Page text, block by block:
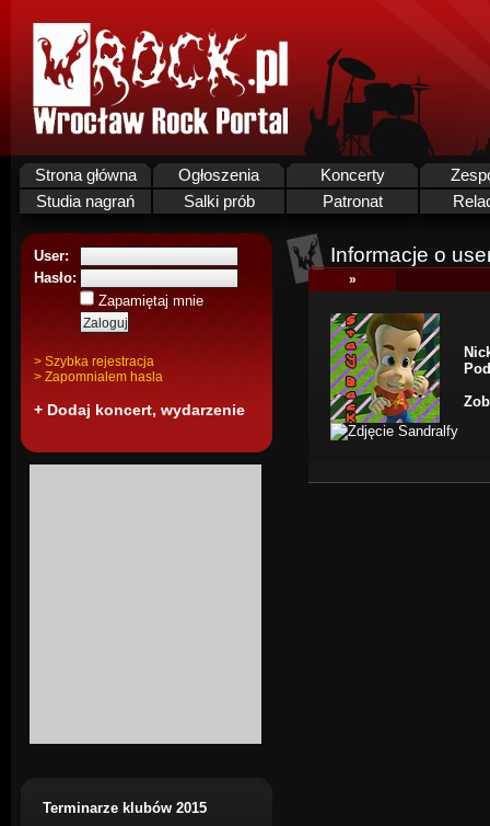
Strona główna Ogłoszenia Koncerty
Studia nagrań
Salki prób Patronat
User:
Hasło:
Zapamiętaj mnie
> Szybka rejestracja
> Zapomnialem hasla
+ Dodaj koncert, wydarzenie
Terminarze klubów 2015
Informacje o
»